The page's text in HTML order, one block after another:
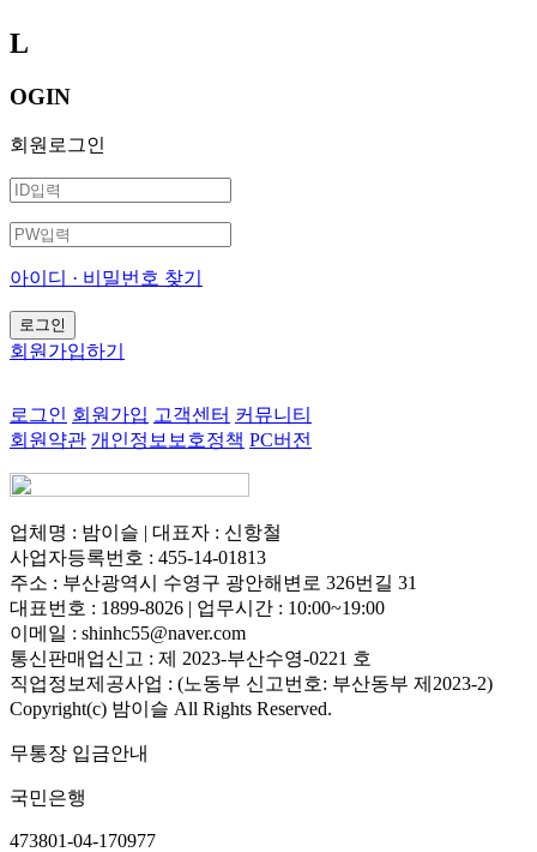
L
OGIN
회원로그인
아이디 · 비밀번호 찾기
회원가입하기
로그인 회원가입 고객센터 커뮤니티
회원약관 개인정보보호정책 PC버전
업체명 : 밤이슬 | 대표자 : 신항철
사업자등록번호 : 455-14-01813
주소 : 부산광역시 수영구 광안해변로 326번길 31
대표번호 : 1899-8026 | 업무시간 : 10:00~19:00
이메일 : shinhc55@naver.com
통신판매업신고 : 제 2023-부산수영-0221 호
직업정보제공사업 : (노동부 신고번호: 부산동부 제2023-2)
Copyright(c) 밤이슬 All Rights Reserved.
무통장 입금안내
국민은행
473801-04-170977